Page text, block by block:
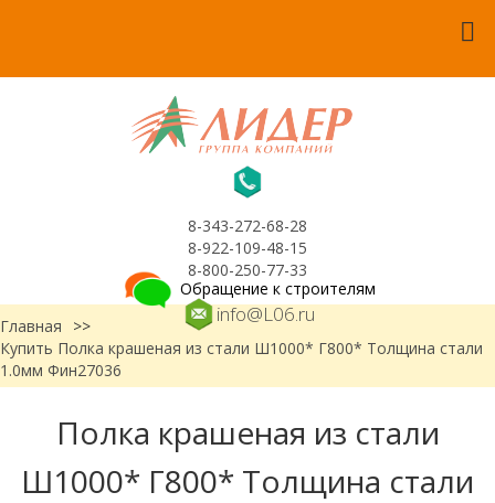
8-343-272-68-28
8-922-109-48-15
8-800-250-77-33
info@L06.ru
Обращение к строителям
Главная
>>
Купить Полка крашеная из стали Ш1000* Г800* Толщина стали
1.0мм Фин27036
Полка крашеная из стали
Ш1000* Г800* Толщина стали